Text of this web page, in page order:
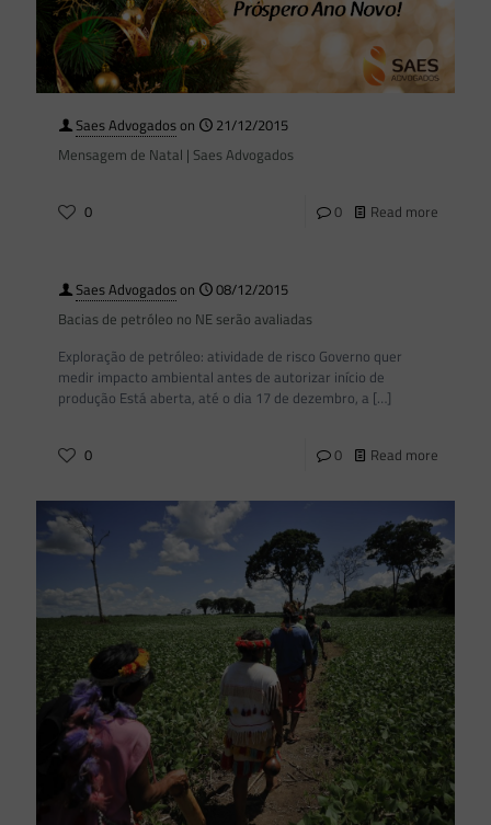
Saes Advogadoson
21/12/2015
Mensagem de Natal | Saes Advogados
0 0 Read more
Saes Advogadoson
08/12/2015
Bacias de petróleo no NE serão avaliadas
Exploração de petróleo: atividade de risco Governo quer
medir impacto ambiental antes de autorizar início de
produção Está aberta, até o dia 17 de dezembro, a […]
0 0 Read more